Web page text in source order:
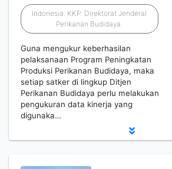
Indonesia. KKP. Direktorat Jenderal
Perikanan Budidaya.
Guna mengukur keberhasilan
pelaksanaan Program Peningkatan
Produksi Perikanan Budidaya, maka
setiap satker di lingkup Ditjen
Perikanan Budidaya perlu melakukan
pengukuran data kinerja yang
digunaka…